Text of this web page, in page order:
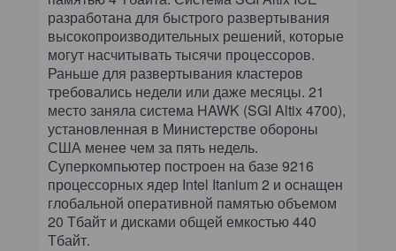
АРХИВ ЖУРНАЛОВ
разработана для быстрого развертывания
высокопроизводительных решений, которые
могут насчитывать тысячи процессоров.
Раньше для развертывания кластеров
требовались недели или даже месяцы. 21
место заняла система HAWK (SGI Altix 4700),
установленная в Министерстве обороны
США менее чем за пять недель.
Суперкомпьютер построен на базе 9216
процессорных ядер Intel Itanium 2 и оснащен
глобальной оперативной памятью объемом
20 Тбайт и дисками общей емкостью 440
Тбайт.